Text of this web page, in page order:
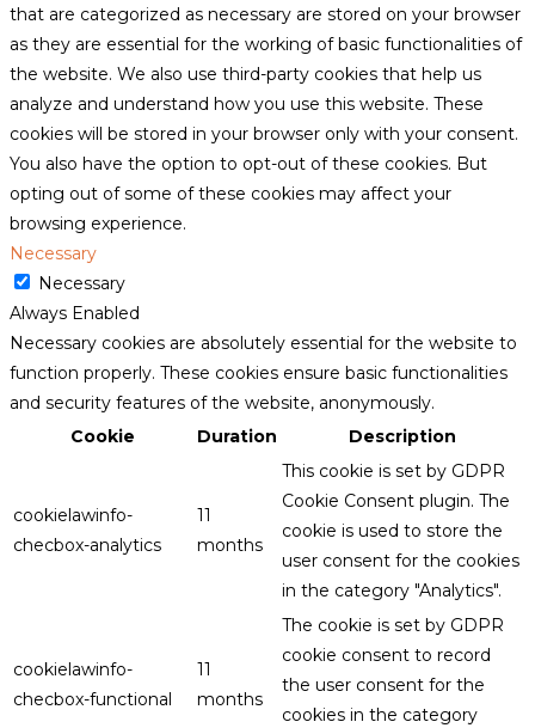
that are categorized as necessary are stored on your browser
as they are essential for the working of basic functionalities of
the website. We also use third-party cookies that help us
analyze and understand how you use this website. These
cookies will be stored in your browser only with your consent.
You also have the option to opt-out of these cookies. But
opting out of some of these cookies may affect your
browsing experience.
Necessary
Necessary
Always Enabled
Necessary cookies are absolutely essential for the website to
function properly. These cookies ensure basic functionalities
and security features of the website, anonymously.
Cookie
Duration Description
cookielawinfo-
checbox-analytics
11
months
This cookie is set by GDPR
Cookie Consent plugin. The
cookie is used to store the
user consent for the cookies
in the category "Analytics".
cookielawinfo-
checbox-functional
11
months
The cookie is set by GDPR
cookie consent to record
the user consent for the
cookies in the category